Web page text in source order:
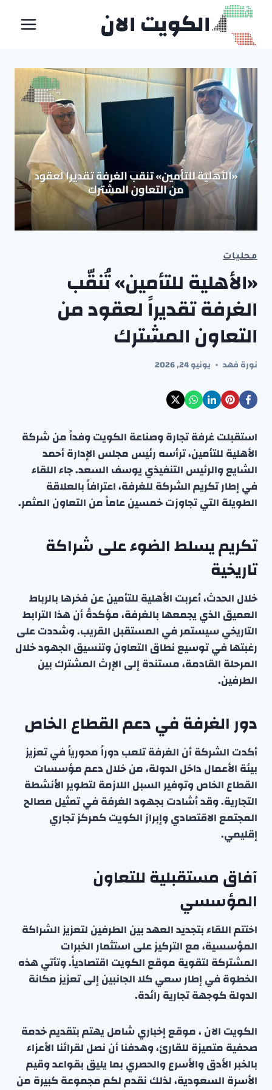
التجاوز
المحتوى
الكويت الان
محليات
«الأهلية للتأمين» تُنقّب
الغرفة تقديراً لعقود من
التعاون المشترك
نورة فهد يونيو 24, 2026
استقبلت غرفة تجارة وصناعة الكويت وفداً من شركة
الأهلية للتأمين، ترأسه رئيس مجلس الإدارة أحمد
الشايع والرئيس التنفيذي يوسف السعد. جاء اللقاء
في إطار تكريم الشركة للغرفة، اعترافاً بالعلاقة
الطويلة التي تجاوزت خمسين عاماً من التعاون المثمر.
تكريم يسلط الضوء على شراكة
تاريخية
خلال الحدث، أعربت الأهلية للتأمين عن فخرها بالرباط
العميق الذي يجمعها بالغرفة، مؤكدةً أن هذا الترابط
التاريخي سيستمر في المستقبل القريب. وشددت على
رغبتها في توسيع نطاق التعاون وتنسيق الجهود خلال
المرحلة القادمة، مستندة إلى الإرث المشترك بين
الطرفين.
دور الغرفة في دعم القطاع الخاص
أكدت الشركة أن الغرفة تلعب دوراً محورياً في تعزيز
بيئة الأعمال داخل الدولة، من خلال دعم مؤسسات
القطاع الخاص وتوفير السبل اللازمة لتطوير الأنشطة
التجارية. وقد أشادت بجهود الغرفة في تمثيل مصالح
المجتمع الاقتصادي وإبراز الكويت كمركز تجاري
إقليمي.
آفاق مستقبلية للتعاون
المؤسسي
اختتم اللقاء بتجديد العهد بين الطرفين لتعزيز الشراكة
المؤسسية، مع التركيز على استثمار الخبرات
المشتركة لتقوية موقع الكويت اقتصادياً. وتأتي هذه
الخطوة في إطار سعي كلا الجانبين إلى تعزيز مكانة
الدولة كوجهة تجارية رائدة.
الكويت الان ، موقع إخباري شامل يهتم بتقديم خدمة
صحفية متميزة للقارئ، وهدفنا أن نصل لقرائنا الأعزاء
بالخبر الأدق والأسرع والحصري بما يليق بقواعد وقيم
الأسرة السعودية، لذلك نقدم لكم مجموعة كبيرة من